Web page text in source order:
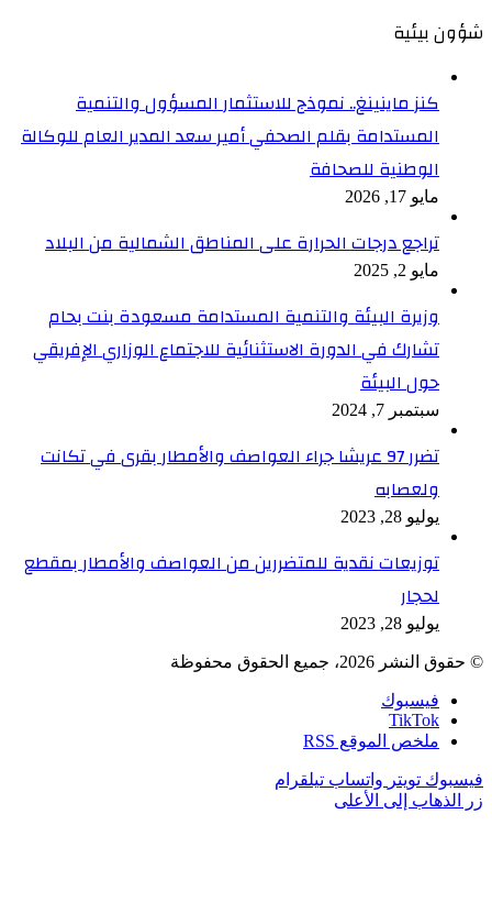
شؤون بيئية
كنز ماينينغ.. نموذج للاستثمار المسؤول والتنمية
المستدامة بقلم الصحفي أمير سعد المدير العام للوكالة
الوطنية للصحافة
مايو 17, 2026
تراجع درجات الحرارة على المناطق الشمالية من البلاد
مايو 2, 2025
وزيرة البيئة والتنمية المستدامة مسعودة بنت بحام
تشارك في الدورة الاستثنائية للاجتماع الوزاري الإفريقي
حول البيئة
سبتمبر 7, 2024
تضرر 97 عريشا جراء العواصف والأمطار بقرى في تكانت
ولعصابه
يوليو 28, 2023
توزيعات نقدية للمتضررين من العواصف والأمطار بمقطع
لحجار
يوليو 28, 2023
© حقوق النشر 2026، جميع الحقوق محفوظة
فيسبوك
TikTok
ملخص الموقع RSS
فيسبوك تويتر واتساب تيلقرام
زر الذهاب إلى الأعلى